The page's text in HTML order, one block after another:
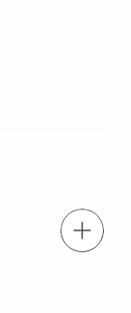
tel.: + 4822 7217 400